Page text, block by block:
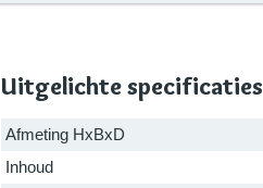
Uitgelichte specificaties
Afmeting HxBxD
Inhoud